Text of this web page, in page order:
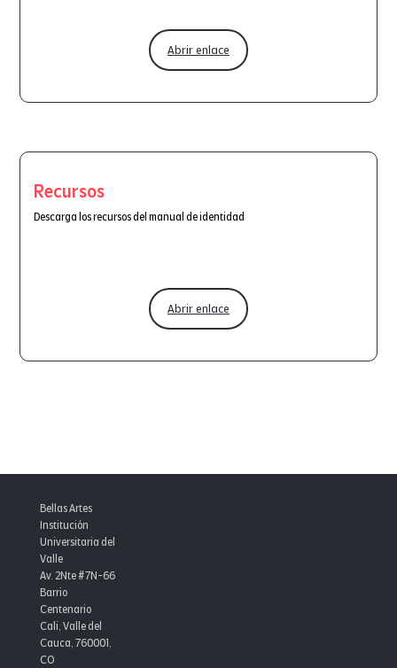
Abrir enlace
Recursos
Descarga los recursos del manual de identidad
Abrir enlace
Bellas Artes
Institución
Universitaria del
Valle
Av. 2Nte #7N-66
Barrio
Centenario
Cali, Valle del
Cauca, 760001,
CO